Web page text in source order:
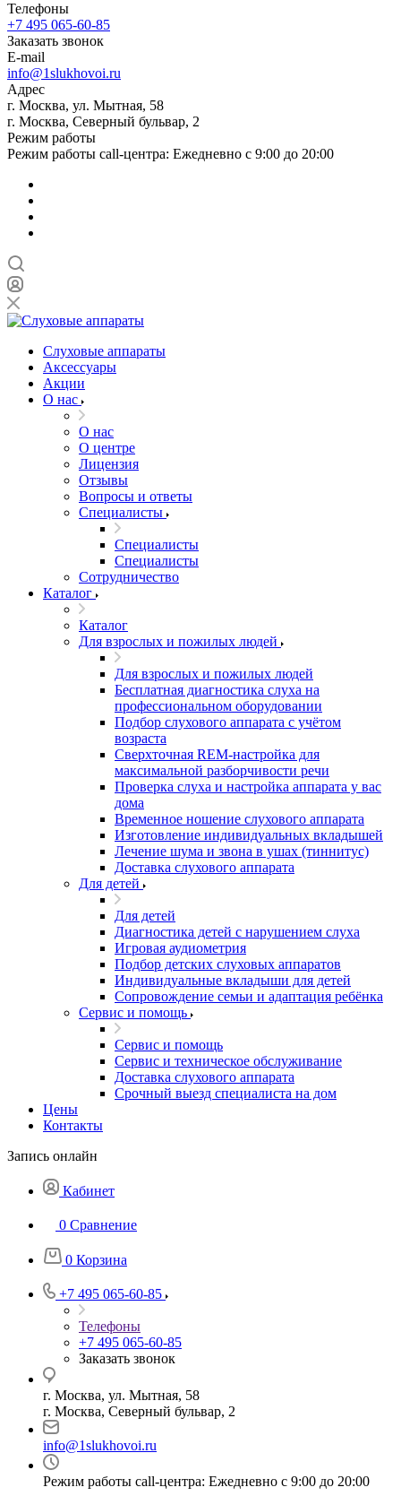
Телефоны
+7 495 065-60-85
Заказать звонок
E-mail
info@1slukhovoi.ru
Адрес
г. Москва, ул. Мытная, 58
г. Москва, Северный бульвар, 2
Режим работы
Режим работы call-центра: Ежедневно с 9:00 до 20:00
Слуховые аппараты
Аксессуары
Акции
О нас
О нас
О центре
Лицензия
Отзывы
Вопросы и ответы
Специалисты
Специалисты
Специалисты
Сотрудничество
Каталог
Каталог
Для взрослых и пожилых людей
Для взрослых и пожилых людей
Бесплатная диагностика слуха на
профессиональном оборудовании
Подбор слухового аппарата с учётом
возраста
Сверхточная REM-настройка для
максимальной разборчивости речи
Проверка слуха и настройка аппарата у вас
дома
Временное ношение слухового аппарата
Изготовление индивидуальных вкладышей
Лечение шума и звона в ушах (тиннитус)
Доставка слухового аппарата
Для детей
Для детей
Диагностика детей с нарушением слуха
Игровая аудиометрия
Подбор детских слуховых аппаратов
Индивидуальные вкладыши для детей
Сопровождение семьи и адаптация ребёнка
Сервис и помощь
Сервис и помощь
Сервис и техническое обслуживание
Доставка слухового аппарата
Срочный выезд специалиста на дом
Цены
Контакты
Запись онлайн
Кабинет
0 Сравнение
0 Корзина
+7 495 065-60-85
Телефоны
+7 495 065-60-85
Заказать звонок
г. Москва, ул. Мытная, 58
г. Москва, Северный бульвар, 2
info@1slukhovoi.ru
Режим работы call-центра: Ежедневно с 9:00 до 20:00